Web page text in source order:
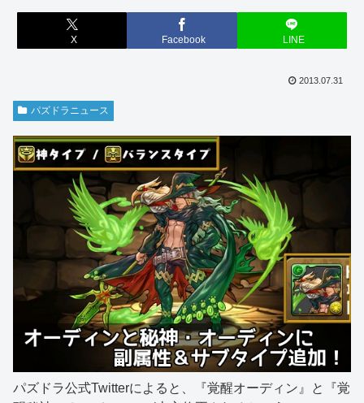
X Facebook LINE
2013.07.31
パズドラニュース
パズドラ公式Twitterによると、『覚醒オーディン』と『覚